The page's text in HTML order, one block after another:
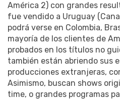
América 2) con grandes
fue vendido a Uruguay
podrá verse en Colombia,
mayoría de los clientes de
probados en los títulos no
también están abriendo sus
producciones extranjeras,
Asimismo, buscan shows
time, o grandes programas